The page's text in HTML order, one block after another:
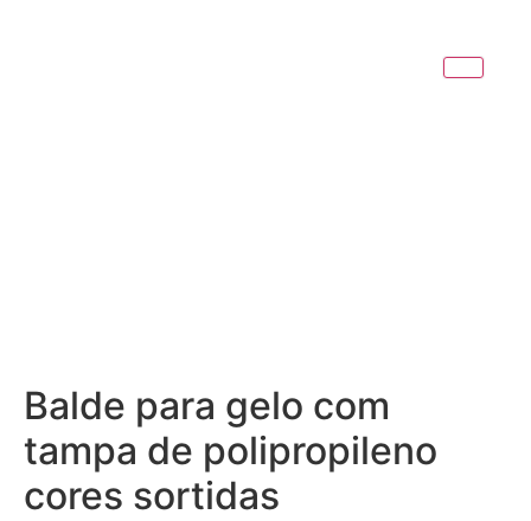
Balde para gelo com
tampa de polipropileno
cores sortidas